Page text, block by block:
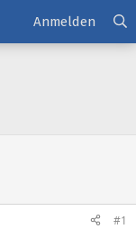
Anmelden
#1